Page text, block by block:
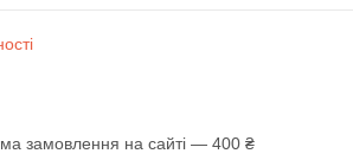
замовлення на сайті — 400 ₴